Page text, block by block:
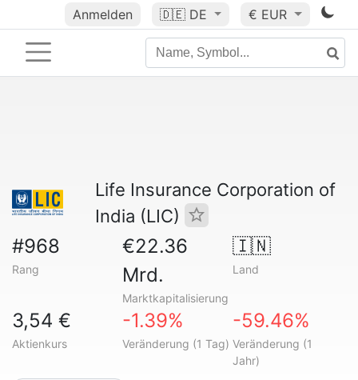
Anmelden 🇩🇪 DE € EUR
Life Insurance Corporation of
India (LIC)
#968
Rang
€22.36
Mrd.
Marktkapitalisierung
🇮🇳
Land
3,54 €
Aktienkurs
-1.39%
Veränderung (1 Tag)
-59.46%
Veränderung (1
Jahr)